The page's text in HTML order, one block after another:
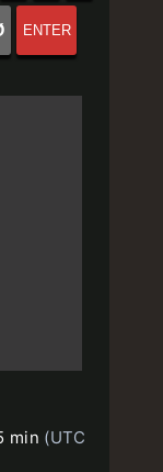
ENTER
min (UTC